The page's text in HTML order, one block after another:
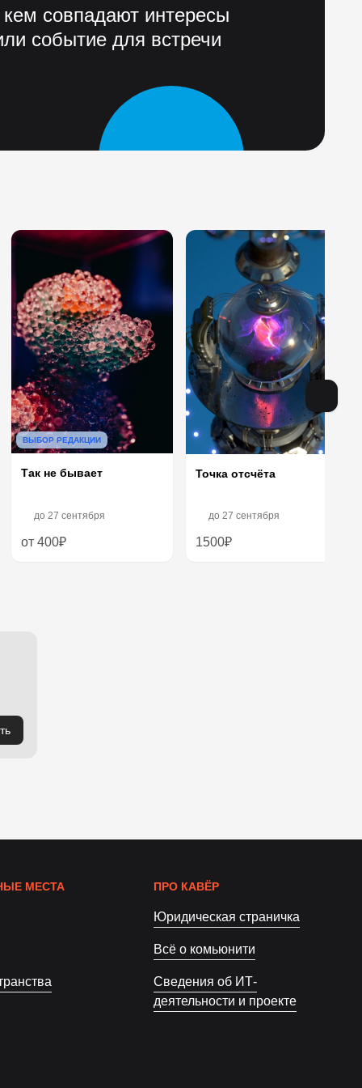
совпадают интересы
событие для встречи
ВЫБОР РЕДАКЦИИ
Так не бывает
до 27 сентября
от 400₽
Точка отсчёта
до 27 сентября
1500₽
МЕСТА ПРО КАВЁР
Юридическая страничка
Всё о комьюнити
Сведения об ИТ-
деятельности и проекте